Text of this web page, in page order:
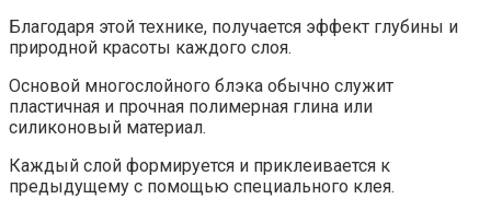
Благодаря этой технике, получается эффект глубины и
природной красоты каждого слоя.
Основой многослойного блэка обычно служит
пластичная и прочная полимерная глина или
силиконовый материал.
Каждый слой формируется и приклеивается к
предыдущему с помощью специального клея.